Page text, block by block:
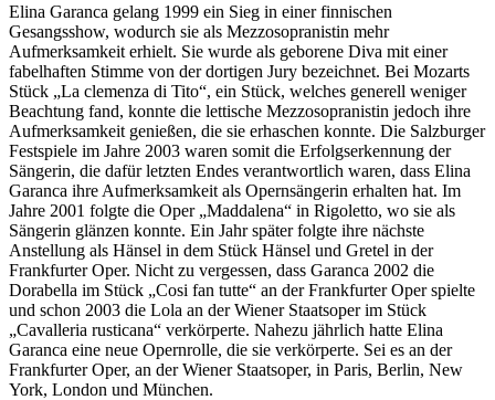
Elina Garanca gelang 1999 ein Sieg in einer finnischen
Gesangsshow, wodurch sie als Mezzosopranistin mehr
Aufmerksamkeit erhielt. Sie wurde als geborene Diva mit einer
fabelhaften Stimme von der dortigen Jury bezeichnet. Bei Mozarts
Stück „La clemenza di Tito“, ein Stück, welches generell weniger
Beachtung fand, konnte die lettische Mezzosopranistin jedoch ihre
Aufmerksamkeit genießen, die sie erhaschen konnte. Die Salzburger
Festspiele im Jahre 2003 waren somit die Erfolgserkennung der
Sängerin, die dafür letzten Endes verantwortlich waren, dass Elina
Garanca ihre Aufmerksamkeit als Opernsängerin erhalten hat. Im
Jahre 2001 folgte die Oper „Maddalena“ in Rigoletto, wo sie als
Sängerin glänzen konnte. Ein Jahr später folgte ihre nächste
Anstellung als Hänsel in dem Stück Hänsel und Gretel in der
Frankfurter Oper. Nicht zu vergessen, dass Garanca 2002 die
Dorabella im Stück „Cosi fan tutte“ an der Frankfurter Oper spielte
und schon 2003 die Lola an der Wiener Staatsoper im Stück
„Cavalleria rusticana“ verkörperte. Nahezu jährlich hatte Elina
Garanca eine neue Opernrolle, die sie verkörperte. Sei es an der
Frankfurter Oper, an der Wiener Staatsoper, in Paris, Berlin, New
York, London und München.